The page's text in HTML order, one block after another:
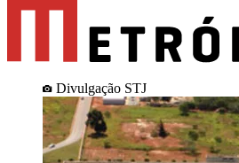
Divulgação STJ